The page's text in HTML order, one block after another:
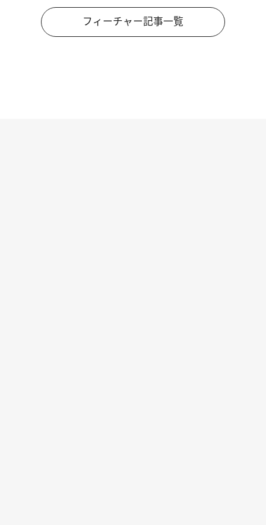
フィーチャー記事一覧